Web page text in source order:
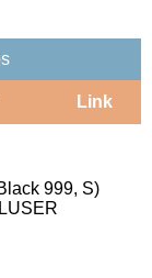
Link
999, S)